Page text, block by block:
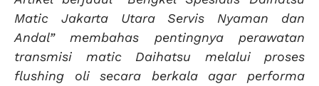
Matic Jakarta Utara Servis Nyaman dan
Andal” membahas pentingnya perawatan
transmisi matic Daihatsu melalui proses
flushing oli secara berkala agar performa